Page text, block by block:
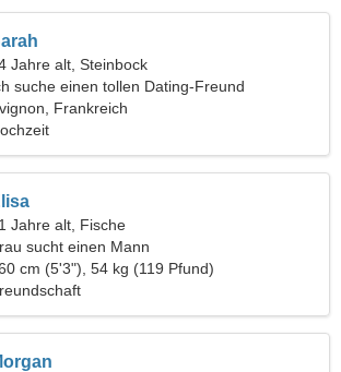
Jahre alt, Steinbock
suche einen tollen Dating-Freund
Frankreich
Jahre alt, Fische
sucht einen Mann
cm (5'3"), 54 kg (119 Pfund)